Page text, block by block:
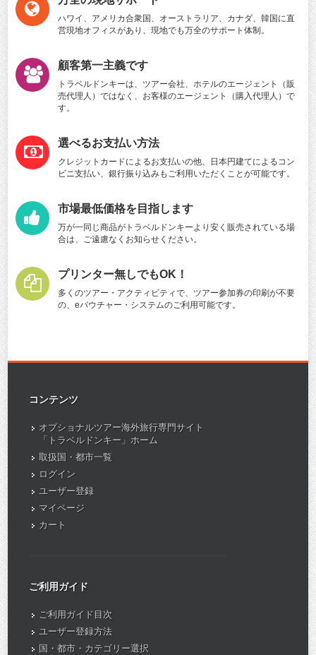
ハワイ、アメリカ合衆国、オーストラリア、カナダ、韓国に直
営現地オフィスがあり、現地でも万全のサポート体制。
顧客第一主義です
トラベルドンキーは、ツアー会社、ホテルのエージェント（販
売代理人）ではなく、お客様のエージェント（購入代理人）で
す。
選べるお支払い方法
クレジットカードによるお支払いの他、日本円建てによるコン
ビニ支払い、銀行振り込みもご利用いただくことが可能です。
市場最低価格を目指します
万が一同じ商品がトラベルドンキーより安く販売されている場
合は、ご遠慮なくお知らせください。
プリンター無しでもOK！
多くのツアー・アクティビティで、ツアー参加券の印刷が不要
の、eバウチャー・システムのご利用可能です。
コンテンツ
オプショナルツアー海外旅行専門サイト
「トラベルドンキー」ホーム
取扱国・都市一覧
ログイン
ユーザー登録
マイページ
カート
ご利用ガイド
ご利用ガイド目次
ユーザー登録方法
国・都市・カテゴリー選択